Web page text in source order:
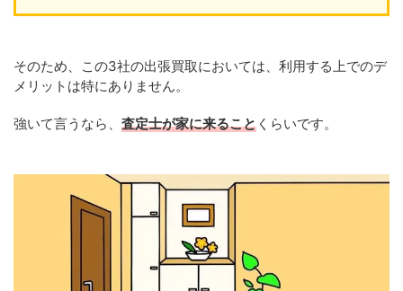
そのため、この3社の出張買取においては、利用する上でのデ
メリットは特にありません。
強いて言うなら、 査定士が家に来ること くらいです。